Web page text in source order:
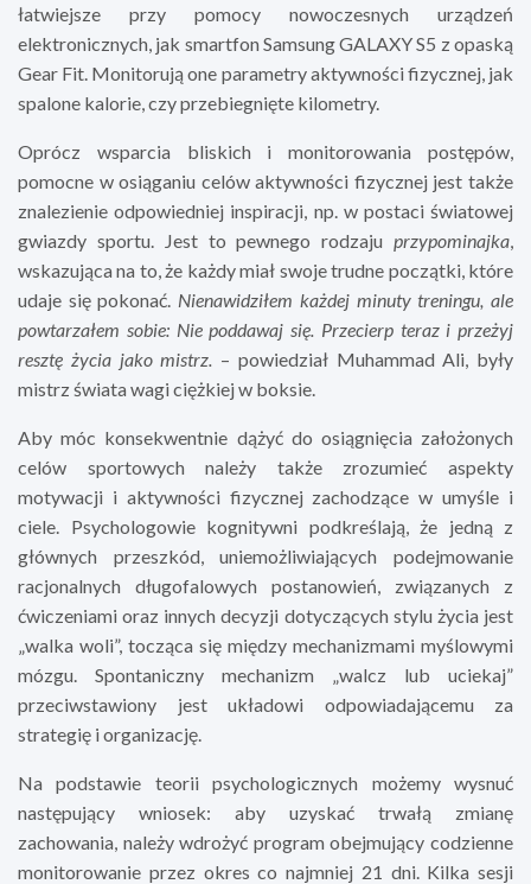
łatwiejsze przy pomocy nowoczesnych urządzeń
elektronicznych, jak smartfon Samsung GALAXY S5 z opaską
Gear Fit. Monitorują one parametry aktywności fizycznej, jak
spalone kalorie, czy przebiegnięte kilometry.
Oprócz wsparcia bliskich i monitorowania postępów,
pomocne w osiąganiu celów aktywności fizycznej jest także
znalezienie odpowiedniej inspiracji, np. w postaci światowej
gwiazdy sportu. Jest to pewnego rodzaju przypominajka,
wskazująca na to, że każdy miał swoje trudne początki, które
udaje się pokonać. Nienawidziłem każdej minuty treningu, ale
powtarzałem sobie: Nie poddawaj się. Przecierp teraz i przeżyj
resztę życia jako mistrz. – powiedział Muhammad Ali, były
mistrz świata wagi ciężkiej w boksie.
Aby móc konsekwentnie dążyć do osiągnięcia założonych
celów sportowych należy także zrozumieć aspekty
motywacji i aktywności fizycznej zachodzące w umyśle i
ciele. Psychologowie kognitywni podkreślają, że jedną z
głównych przeszkód, uniemożliwiających podejmowanie
racjonalnych długofalowych postanowień, związanych z
ćwiczeniami oraz innych decyzji dotyczących stylu życia jest
„walka woli”, tocząca się między mechanizmami myślowymi
mózgu. Spontaniczny mechanizm „walcz lub uciekaj”
przeciwstawiony jest układowi odpowiadającemu za
strategię i organizację.
Na podstawie teorii psychologicznych możemy wysnuć
następujący wniosek: aby uzyskać trwałą zmianę
zachowania, należy wdrożyć program obejmujący codzienne
monitorowanie przez okres co najmniej 21 dni. Kilka sesji